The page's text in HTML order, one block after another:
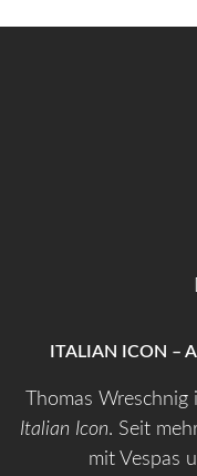
ITALIAN ICON –
Thomas
Italian Icon. Seit
mit Vespas